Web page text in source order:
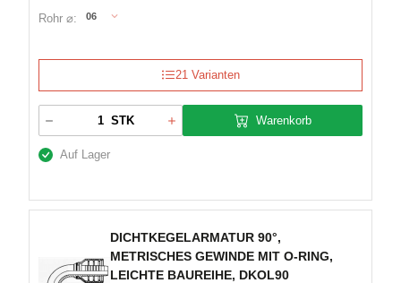
Rohr ⌀: 06
21 Varianten
STK Warenkorb
Auf Lager
DICHTKEGELARMATUR 90°,
METRISCHES GEWINDE MIT O-RING,
LEICHTE BAUREIHE, DKOL90